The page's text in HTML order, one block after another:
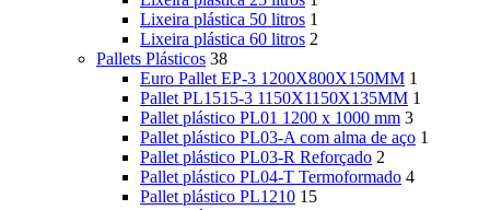
Lixeira plástica 50 litros 1
Lixeira plástica 60 litros 2
Pallets Plásticos 38
Euro Pallet EP-3 1200X800X150MM 1
Pallet PL1515-3 1150X1150X135MM 1
Pallet plástico PL01 1200 x 1000 mm 3
Pallet plástico PL03-A com alma de aço 1
Pallet plástico PL03-R Reforçado 2
Pallet plástico PL04-T Termoformado 4
Pallet plástico PL1210 15